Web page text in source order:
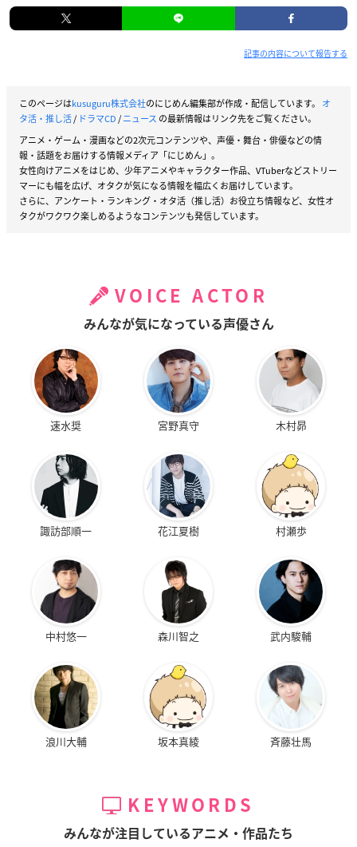
記事の内容について報告する
このページはkusuguru株式会社のにじめん編集部が作成・配信しています。 オ
タ活・推し活/ ドラマCD/ニュース の最新情報はリンク先をご覧ください。
アニメ・ゲーム・漫画などの2次元コンテンツや、声優・舞台・俳優などの情
報・話題をお届けする情報メディア「にじめん」。
女性向けアニメをはじめ、少年アニメやキャラクター作品、VTuberなどストリー
マーにも幅を広げ、オタクが気になる情報を幅広くお届けしています。
さらに、アンケート・ランキング・オタ活（推し活）お役立ち情報など、女性オ
タクがワクワク楽しめるようなコンテンツも発信しています。
VOICE ACTOR
みんなが気になっている声優さん
速水奨 宮野真守 木村昴
諏訪部順一 花江夏樹 村瀬歩
中村悠一 森川智之 武内駿輔
浪川大輔 坂本真綾 斉藤壮馬
KEYWORDS
みんなが注目しているアニメ・作品たち